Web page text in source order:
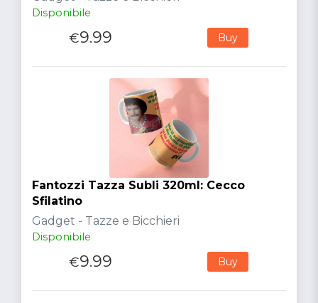
Disponibile
€9.99 Buy
Fantozzi Tazza Subli 320ml: Cecco
Sfilatino
Gadget - Tazze e Bicchieri
Disponibile
€9.99 Buy